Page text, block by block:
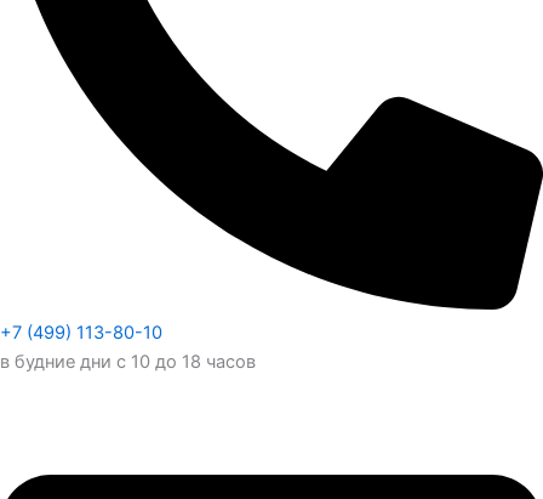
+7 (499) 113-80-10
в будние дни с 10 до 18 часов